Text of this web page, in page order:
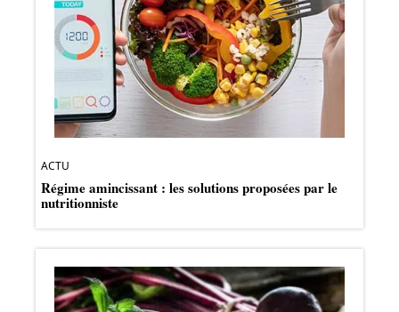
ACTU
Régime amincissant : les solutions proposées par le
nutritionniste